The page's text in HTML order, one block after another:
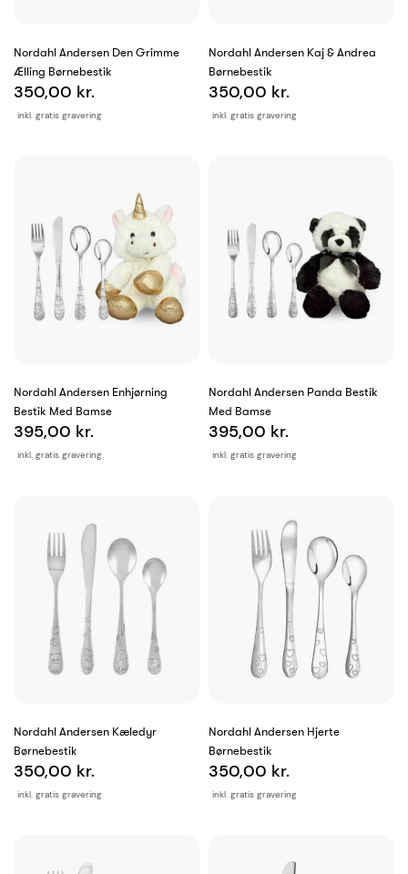
Nordahl Andersen Den Grimme
Ælling Børnebestik
inkl. gratis gravering
350,00 kr.
Nordahl Andersen Kaj & Andrea
Børnebestik
inkl. gratis gravering
350,00 kr.
Nordahl Andersen Enhjørning
Bestik Med Bamse
inkl. gratis gravering
395,00 kr.
Nordahl Andersen Panda Bestik
Med Bamse
inkl. gratis gravering
395,00 kr.
Nordahl Andersen Kæledyr
Børnebestik
inkl. gratis gravering
350,00 kr.
Nordahl Andersen Hjerte
Børnebestik
inkl. gratis gravering
350,00 kr.